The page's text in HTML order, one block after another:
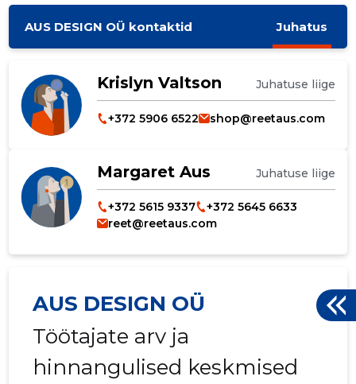
AUS DESIGN OÜ kontaktid Juhatus
Krislyn Valtson Juhatuse liige
+372 5906 6522 shop@reetaus.com
Margaret Aus Juhatuse liige
+372 5615 9337
+372 5645 6633
reet@reetaus.com
AUS DESIGN OÜ
Töötajate arv ja
hinnangulised keskmised